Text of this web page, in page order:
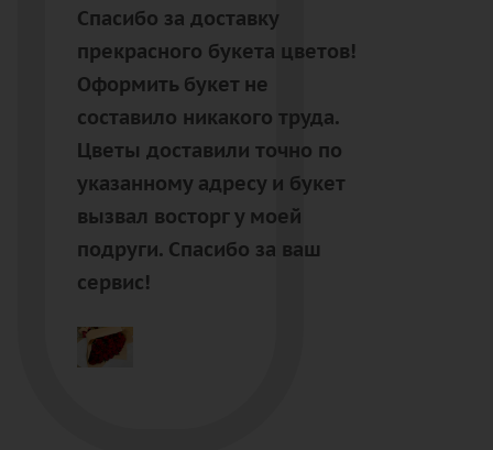
Спасибо за доставку
прекрасного букета цветов!
Оформить букет не
составило никакого труда.
Цветы доставили точно по
указанному адресу и букет
вызвал восторг у моей
подруги. Спасибо за ваш
сервис!